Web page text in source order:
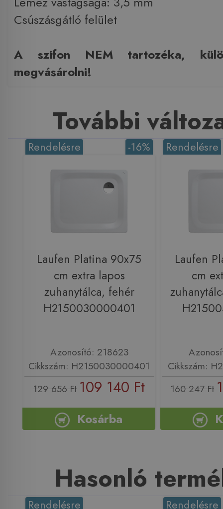
Csúszásgátló felület
A szifon NEM tartozéka,
megvásárolni!
További
-16%
Rendelésre
Laufen Platina 90x75
cm extra lapos
zuhanytálca, fehér
H2150030000401
Azonosító: 218623
Cikkszám: H2150030000401
129 656 Ft 109 140 Ft
Kosárba
Rendelésre
Laufen
cm
Cikkszám:
160 247 Ft
Hasonló
Rendelésre Rendelésre